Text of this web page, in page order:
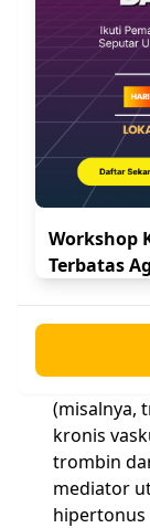
Bagian ini
plasenta,
bergantung
pencitraan.
3.1.
Definisi:
prematur
dari
minggu.
dan
yang
(misalnya,
kronis
trombin
mediator
hipertonus
Workshop
Terbatas